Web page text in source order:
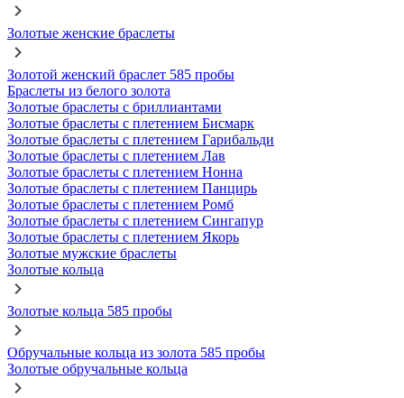
Золотые женские браслеты
Золотой женский браслет 585 пробы
Браслеты из белого золота
Золотые браслеты с бриллиантами
Золотые браслеты с плетением Бисмарк
Золотые браслеты с плетением Гарибальди
Золотые браслеты с плетением Лав
Золотые браслеты с плетением Нонна
Золотые браслеты с плетением Панцирь
Золотые браслеты с плетением Ромб
Золотые браслеты с плетением Сингапур
Золотые браслеты с плетением Якорь
Золотые мужские браслеты
Золотые кольца
Золотые кольца 585 пробы
Обручальные кольца из золота 585 пробы
Золотые обручальные кольца